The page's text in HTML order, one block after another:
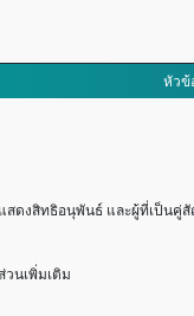
หัวข้
สิทธิอนุพันธ์ และผู้ที่เป็นคู่สั
นเพิ่มเติม